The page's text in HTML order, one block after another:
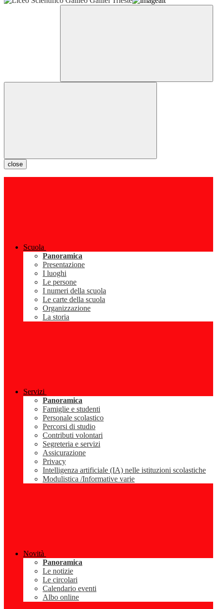
close
Scuola
Panoramica
Presentazione
I luoghi
Le persone
I numeri della scuola
Le carte della scuola
Organizzazione
La storia
Servizi
Panoramica
Famiglie e studenti
Personale scolastico
Percorsi di studio
Contributi volontari
Segreteria e servizi
Assicurazione
Privacy
Intelligenza artificiale (IA) nelle istituzioni scolastiche
Modulistica /Informative varie
Novità
Panoramica
Le notizie
Le circolari
Calendario eventi
Albo online